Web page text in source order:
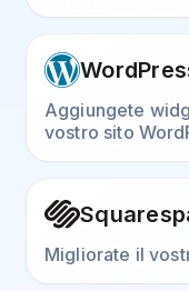
Aggiungete
vostro sito
Migliorate il